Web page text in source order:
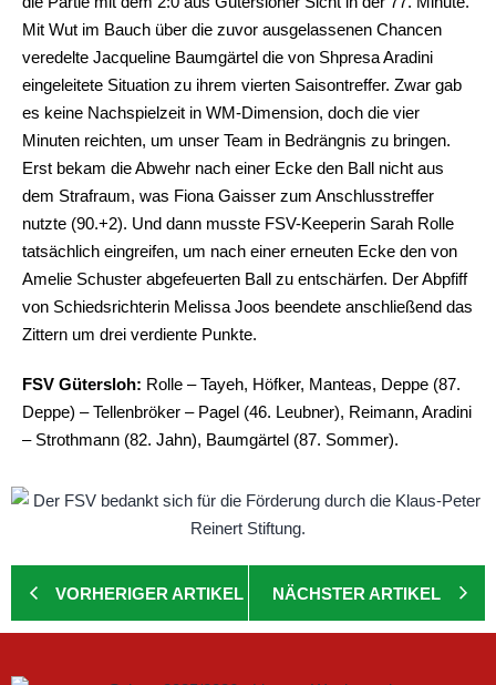
Mit Wut im Bauch über die zuvor ausgelassenen Chancen
veredelte Jacqueline Baumgärtel die von Shpresa Aradini
eingeleitete Situation zu ihrem vierten Saisontreffer. Zwar gab
es keine Nachspielzeit in WM-Dimension, doch die vier
Minuten reichten, um unser Team in Bedrängnis zu bringen.
Erst bekam die Abwehr nach einer Ecke den Ball nicht aus
dem Strafraum, was Fiona Gaisser zum Anschlusstreffer
nutzte (90.+2). Und dann musste FSV-Keeperin Sarah Rolle
tatsächlich eingreifen, um nach einer erneuten Ecke den von
Amelie Schuster abgefeuerten Ball zu entschärfen. Der Abpfiff
von Schiedsrichterin Melissa Joos beendete anschließend das
Zittern um drei verdiente Punkte.
FSV Gütersloh: Rolle – Tayeh, Höfker, Manteas, Deppe (87.
Deppe) – Tellenbröker – Pagel (46. Leubner), Reimann, Aradini
– Strothmann (82. Jahn), Baumgärtel (87. Sommer).
VORHERIGER ARTIKEL NÄCHSTER ARTIKEL